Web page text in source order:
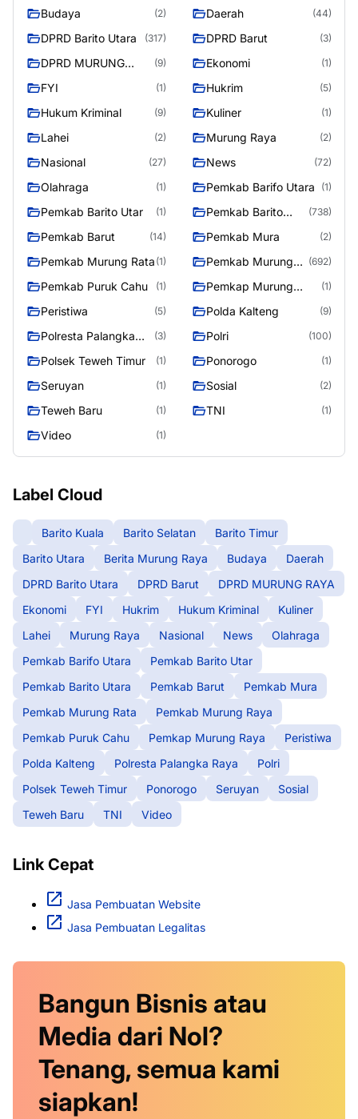
Budaya (2) Daerah (44)
DPRD Barito Utara (317) DPRD Barut (3)
DPRD MURUNG
(9) Ekonomi (1)
FYI (1) Hukrim (5)
Hukum Kriminal (9) Kuliner (1)
Lahei (2) Murung Raya (2)
Nasional (27) News (72)
Olahraga (1) Pemkab Barifo Utara (1)
Pemkab Barito Utar (1)
Pemkab Barito
(738)
Pemkab Barut (14) Pemkab Mura (2)
Pemkab Murung Rata (1)
Pemkab Murung
(692)
Pemkab Puruk Cahu (1)
Pemkap Murung
(1)
Peristiwa (5) Polda Kalteng (9)
Polresta Palangka
(3) Polri (100)
Polsek Teweh Timur (1) Ponorogo (1)
Seruyan (1) Sosial (2)
Teweh Baru (1) TNI (1)
Video (1)
Label Cloud
Barito Kuala Barito Selatan
Barito Timur
Barito Utara
Berita Murung Raya Budaya
Daerah
DPRD Barito Utara
DPRD Barut
DPRD MURUNG RAYA
Ekonomi
FYI Hukrim Hukum Kriminal
Kuliner
Lahei
Murung Raya Nasional News
Olahraga
Pemkab Barifo Utara
Pemkab Barito Utar
Pemkab Barito Utara
Pemkab Barut
Pemkab Mura
Pemkab Murung Rata
Pemkab Murung Raya
Pemkab Puruk Cahu
Pemkap Murung Raya
Peristiwa
Polda Kalteng
Polresta Palangka Raya
Polri
Polsek Teweh Timur
Ponorogo Seruyan
Sosial
Teweh Baru
TNI Video
Link Cepat
Jasa Pembuatan Website
Jasa Pembuatan Legalitas
Bangun Bisnis atau
Media dari Nol?
Tenang, semua kami
siapkan!